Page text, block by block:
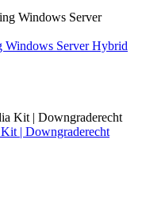
Server Hybrid
| Downgraderecht